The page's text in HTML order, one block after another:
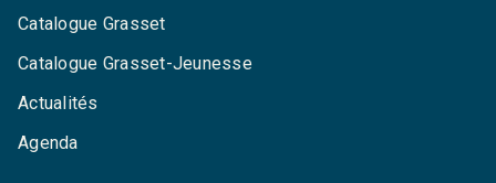
Catalogue Grasset
Catalogue Grasset-Jeunesse
Actualités
Agenda